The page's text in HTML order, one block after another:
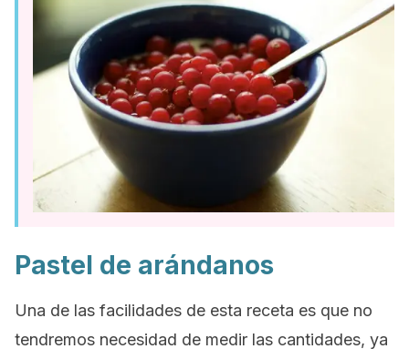
Pastel de arándanos
Una de las facilidades de esta receta es que no
tendremos necesidad de medir las cantidades, ya